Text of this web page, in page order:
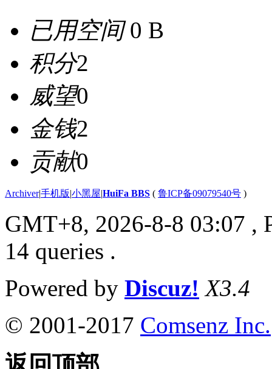
已用空间0 B
积分2
威望0
金钱2
贡献0
Archiver|手机版|小黑屋|HuiFa BBS ( 鲁ICP备09079540号 )
GMT+8, 2026-8-8 03:07 ,
14 queries .
Powered by Discuz! X3.4
© 2001-2017 Comsenz Inc.